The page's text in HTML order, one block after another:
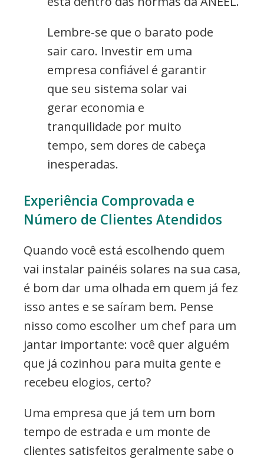
Lembre-se que o barato pode
sair caro. Investir em uma
empresa confiável é garantir
que seu sistema solar vai
gerar economia e
tranquilidade por muito
tempo, sem dores de cabeça
inesperadas.
Experiência Comprovada e
Número de Clientes Atendidos
Quando você está escolhendo quem
vai instalar painéis solares na sua casa,
é bom dar uma olhada em quem já fez
isso antes e se saíram bem. Pense
nisso como escolher um chef para um
jantar importante: você quer alguém
que já cozinhou para muita gente e
recebeu elogios, certo?
Uma empresa que já tem um bom
tempo de estrada e um monte de
clientes satisfeitos geralmente sabe o